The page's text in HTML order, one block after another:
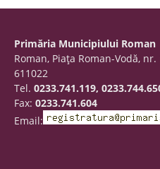
Primăria Municipiului Roman
Roman, Piaţa Roman-Vodă,
611022
Tel. 0233.741.119,
Fax: 0233.741.604
Email: